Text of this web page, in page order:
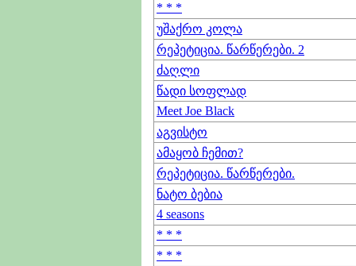
* * *
უშაქრო კოლა
რეპეტიცია. წარწერები. 2
ძაღლი
წადი სოფლად
Meet Joe Black
აგვისტო
ამაყობ ჩემით?
რეპეტიცია. წარწერები.
ნატო ბებია
4 seasons
* * *
* * *